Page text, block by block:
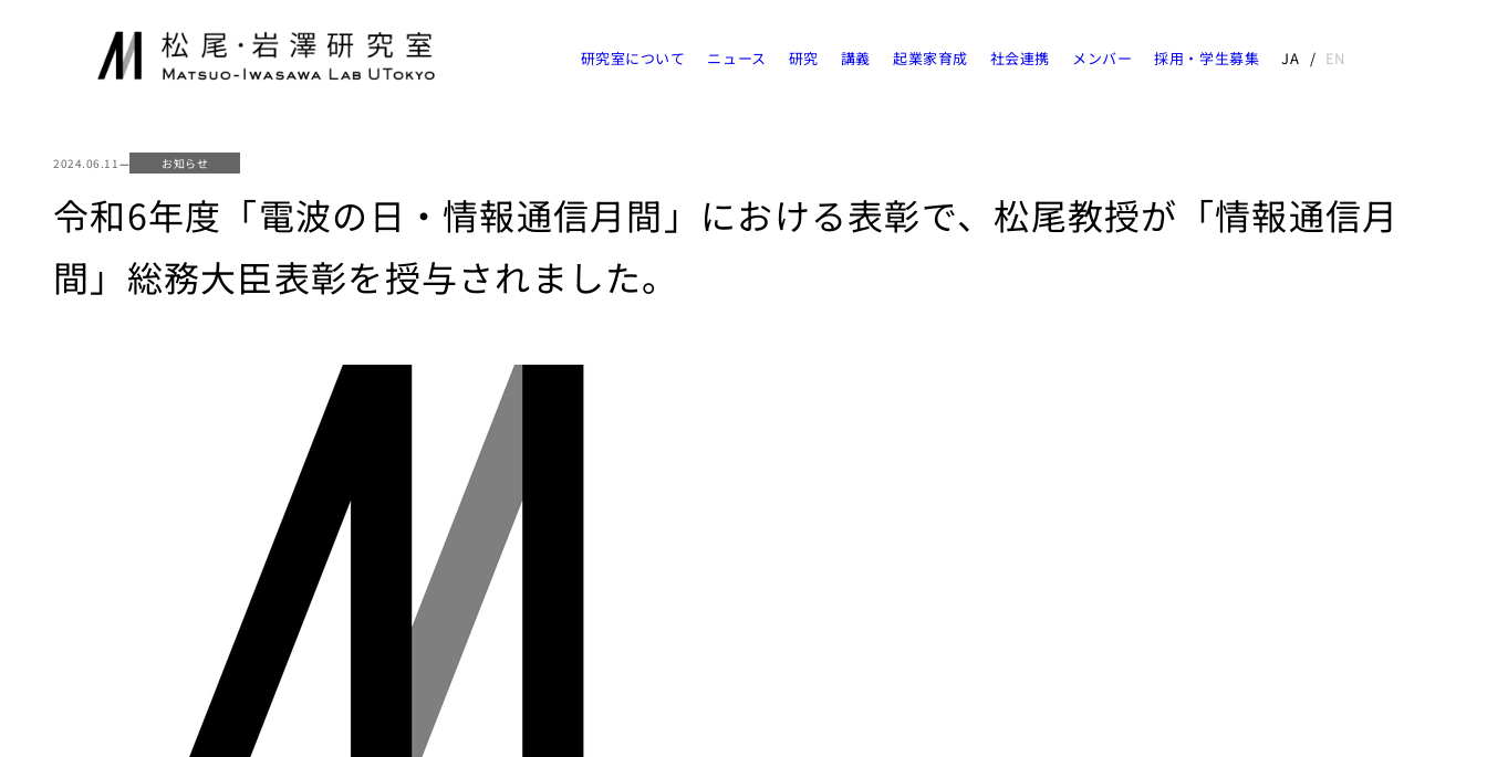
研究室について ニュース 研究 講義 起業家育成 社会連携 メンバー 採用・学生募集 JA EN
2024.06.11— お知らせ
令和6年度「電波の日・情報通信月間」における表彰で、松尾教授が「情報通信月
間」総務大臣表彰を授与されました。